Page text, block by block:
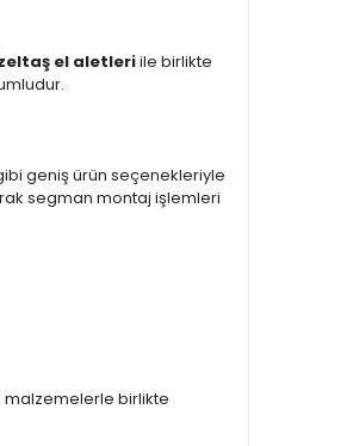
el aletleriile birlikte
geniş ürün seçenekleriyle
segman montaj işlemleri
malzemelerle birlikte